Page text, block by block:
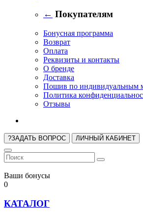
← Покупателям
Бонусная программа
Возврат
Оплата
Реквизиты и контакты
О бренде
Доставка
Пошив по индивидуальным
Политика
Отзывы
?ЗАДАТЬ ВОПРОС ЛИЧНЫЙ КАБИНЕТ
Ваши бонусы
0
КАТАЛОГ